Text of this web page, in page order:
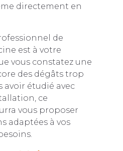
directement en
de
est à votre
vous constatez une
des dégâts trop
avoir étudié avec
ce
vous proposer
adaptées à vos